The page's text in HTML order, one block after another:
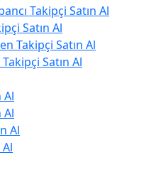
Takipçi Satın Al
Satın Al
Takipçi Satın Al
Satın Al
Al
Al
Al